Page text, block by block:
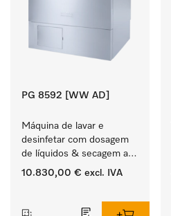
PG 8592 [WW AD]
Máquina de lavar e
desinfetar com dosagem
de líquidos & secagem ar
quente DryPlus.
10.830,00 € excl. IVA